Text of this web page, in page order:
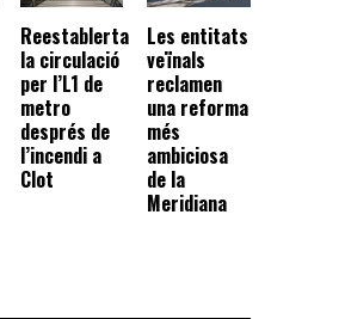
Reestablerta
la circulació
per l’L1 de
metro
després de
l’incendi a
Clot
Les entitats
veïnals
reclamen
una reforma
més
ambiciosa
de la
Meridiana